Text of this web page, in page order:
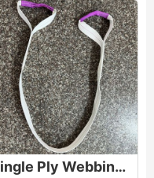
Single Ply Webbing Sling